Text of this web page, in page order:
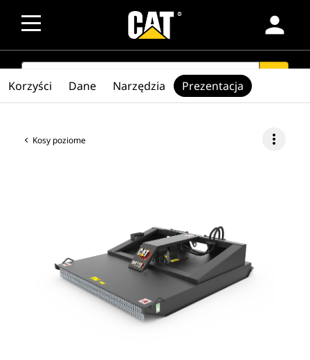
person
SEARCH
Kosy poziome more_vert
Korzyści Dane Narzędzia Prezentacja